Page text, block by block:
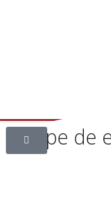
Equipe de